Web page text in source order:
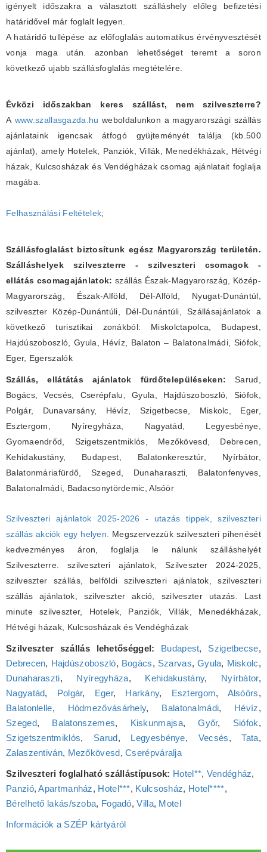
igényelt időszakra a választott szálláshely előleg befizetési
határidővel már foglalt legyen.
A határidő tullépése az előfoglalás automatikus érvényvesztését
vonja maga után. azonban lehetőséget teremt a soron
következő ujabb szállásfoglalás megtételére.
Évközi időszakban keres szállást, nem szilveszterre?
A www.szallasgazda.hu weboldalunkon a magyarországi szállás
ajánlataink igencsak átfogó gyüjteményét találja (kb.500
ajánlat), amely Hotelek, Panziók, Villák, Menedékházak, Hétvégi
házak, Kulcsosházak és Vendégházak csomag ajánlatait foglalja
magába.
Felhasználási Feltételek;
Szállásfoglalást biztosítunk egész Magyarország területén.
Szálláshelyek szilveszterre - szilveszteri csomagok -
ellátás csomagajánlatok: szállás Észak-Magyarország, Közép-
Magyarország, Észak-Alföld, Dél-Alföld, Nyugat-Dunántúl,
szilveszter Közép-Dunántúli, Dél-Dunántúli, Szállásajánlatok a
következő turisztikai zonákból: Miskolctapolca, Budapest,
Hajdúszoboszló, Gyula, Hévíz, Balaton – Balatonalmádi, Siófok,
Eger, Egerszalók
Szállás, ellátátás ajánlatok fürdőtelepüléseken:Sarud,
Bogács, Vecsés, Cserépfalu, Gyula, Hajdúszoboszló, Siófok,
Polgár, Dunavarsány, Hévíz, Szigetbecse, Miskolc, Eger,
Esztergom, Nyíregyháza, Nagyatád, Legyesbénye,
Gyomaendrőd, Szigetszentmiklós, Mezőkövesd, Debrecen,
Kehidakustány, Budapest, Balatonkeresztúr, Nyírbátor,
Balatonmáriafürdő, Szeged, Dunaharaszti, Balatonfenyves,
Balatonalmádi, Badacsonytördemic, Alsóör
Szilveszteri ajánlatok 2025-2026 - utazás tippek, szilveszteri
szállás akciók egy helyen.
Megszervezzük szilveszteri pihenését
kedvezményes áron, foglalja le nálunk szálláshelyét
Szilveszterre. szilveszteri ajánlatok, Szilveszter 2024-2025,
szilveszter szállás, belföldi szilveszteri ajánlatok, szilveszteri
szállás ajánlatok, szilveszter akció, szilveszter utazás. Last
minute szilveszter, Hotelek, Panziók, Villák, Menedékházak,
Hétvégi házak, Kulcsosházak és Vendégházak
Szilveszter szállás lehetőséggel: Budapest, Szigetbecse,
Debrecen, Hajdúszoboszló, Bogács, Szarvas, Gyula, Miskolc,
Dunaharaszti, Nyíregyháza, Kehidakustány, Nyírbátor,
Nagyatád, Polgár, Eger, Harkány, Esztergom, Alsóörs,
Balatonlelle, Hódmezővásárhely, Balatonalmádi, Hévíz,
Szeged, Balatonszemes, Kiskunmajsa,Győr, Siófok,
Szigetszentmiklós, Sarud, Legyesbénye, Vecsés,Tata,
Zalaszentiván, Mezőkövesd,Cserépváralja
Szilveszteri foglalható szállástípusok: Hotel**, Vendégház,
Panzió,Apartmanház, Hotel***, Kulcsosház, Hotel****,
Bérelhető lakás/szoba, Fogadó,Villa, Motel
Információk a SZÉP kártyáról